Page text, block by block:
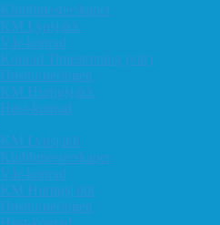
Klubbmesterskapet
KM Lynsjakk
Vår-konrad
Konrad Timestrening (vår)
Høstturneringen
KM Hurtigsjakk
Høst-konrad
KM Lynsjakk
Klubbmesterskapet
Vår-konrad
KM Hurtigsjakk
Høstturneringen